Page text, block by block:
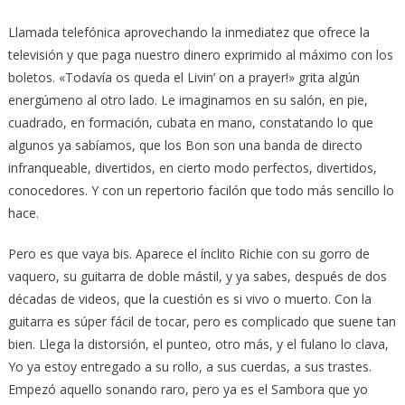
Llamada telefónica aprovechando la inmediatez que ofrece la
televisión y que paga nuestro dinero exprimido al máximo con los
boletos. «Todavía os queda el Livin’ on a prayer!» grita algún
energúmeno al otro lado. Le imaginamos en su salón, en pie,
cuadrado, en formación, cubata en mano, constatando lo que
algunos ya sabíamos, que los Bon son una banda de directo
infranqueable, divertidos, en cierto modo perfectos, divertidos,
conocedores. Y con un repertorio facilón que todo más sencillo lo
hace.
Pero es que vaya bis. Aparece el ínclito Richie con su gorro de
vaquero, su guitarra de doble mástil, y ya sabes, después de dos
décadas de videos, que la cuestión es si vivo o muerto. Con la
guitarra es súper fácil de tocar, pero es complicado que suene tan
bien. Llega la distorsión, el punteo, otro más, y el fulano lo clava,
Yo ya estoy entregado a su rollo, a sus cuerdas, a sus trastes.
Empezó aquello sonando raro, pero ya es el Sambora que yo